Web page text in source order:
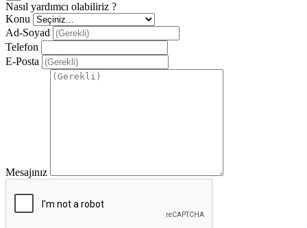
Nasıl yardımcı olabiliriz ?
Konu
Ad-Soyad
Telefon
E-Posta
Mesajınız